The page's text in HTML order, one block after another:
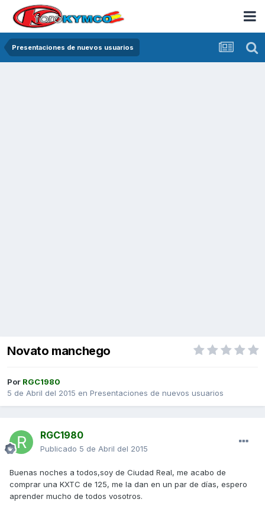
Presentaciones de nuevos usuarios
Novato manchego
Por RGC1980
5 de Abril del 2015 en Presentaciones de nuevos usuarios
RGC1980
Publicado 5 de Abril del 2015
Buenas noches a todos,soy de Ciudad Real, me acabo de
comprar una KXTC de 125, me la dan en un par de días, espero
aprender mucho de todos vosotros.